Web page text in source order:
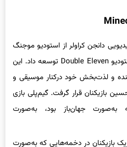
دانجن کراولر از استودیو موجنگ
است که آن را با همکاری استودیو Double Eleven توسعه داد. این
و لذت‌بخش خود درکنار موسیقی و
بازیکنان قرار گرفت. گیم‌پلی بازی
جهان‌باز بود، به‌صورت
بازیکنان در دخمه‌هایی که به‌صورت